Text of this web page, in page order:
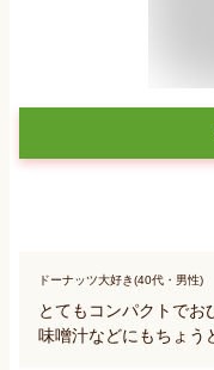
ドーナッツ大好き(40代・男性)
とてもコンパクトでお
味噌汁などにもちょう